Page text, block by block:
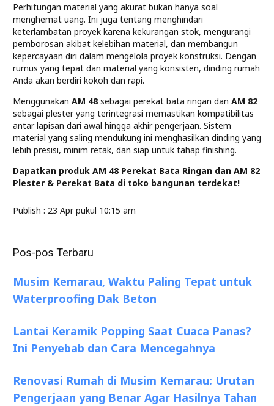
Perhitungan material yang akurat bukan hanya soal
menghemat uang. Ini juga tentang menghindari
keterlambatan proyek karena kekurangan stok, mengurangi
pemborosan akibat kelebihan material, dan membangun
kepercayaan diri dalam mengelola proyek konstruksi. Dengan
rumus yang tepat dan material yang konsisten, dinding rumah
Anda akan berdiri kokoh dan rapi.
Menggunakan AM 48sebagai perekat bata ringan dan AM 82
sebagai plester yang terintegrasi memastikan kompatibilitas
antar lapisan dari awal hingga akhir pengerjaan. Sistem
material yang saling mendukung ini menghasilkan dinding yang
lebih presisi, minim retak, dan siap untuk tahap finishing.
Dapatkan produk AM 48 Perekat Bata Ringan dan AM 82
Plester & Perekat Bata di toko bangunan terdekat!
Publish : 23 Apr pukul 10:15 am
Pos-pos Terbaru
Musim Kemarau, Waktu Paling Tepat untuk
Waterproofing Dak Beton
Lantai Keramik Popping Saat Cuaca Panas?
Ini Penyebab dan Cara Mencegahnya
Renovasi Rumah di Musim Kemarau: Urutan
Pengerjaan yang Benar Agar Hasilnya Tahan